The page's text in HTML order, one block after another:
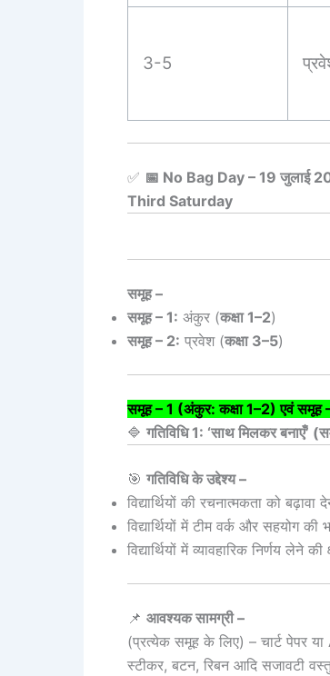
3-5
✅ 📅 No Bag Day – 19 जुलाई
Third Saturday
समूह –
समूह – 1: अंकुर (कक्षा 1–2)
समूह – 2: प्रवेश (कक्षा 3–5)
समूह – 1 (अंकुर: कक्षा 1–2) एवं समूह
🔷 गतिविधि 1: ‘साथ मिलकर बनाएँ’
🎯 गतिविधि के उद्देश्य –
विद्यार्थियों की रचनात्मकता को बढ़ावा
विद्यार्थियों में टीम वर्क और सहयोग की
विद्यार्थियों में व्यावहारिक निर्णय लेने
📌 आवश्यक सामग्री –
(प्रत्येक समूह के लिए) – चार्ट पेपर
स्टीकर, बटन, रिबन आदि सजावटी